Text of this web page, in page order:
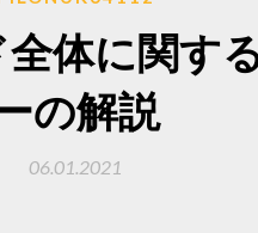
体に関す
の解説
06.01.2021